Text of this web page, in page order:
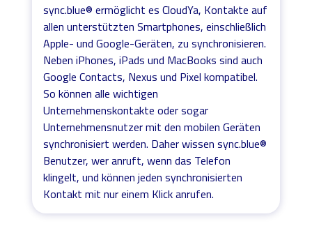
sync.blue® ermöglicht es CloudYa, Kontakte auf
allen unterstützten Smartphones, einschließlich
Apple- und Google-Geräten, zu synchronisieren.
Neben iPhones, iPads und MacBooks sind auch
Google Contacts, Nexus und Pixel kompatibel.
So können alle wichtigen
Unternehmenskontakte oder sogar
Unternehmensnutzer mit den mobilen Geräten
synchronisiert werden. Daher wissen sync.blue®
Benutzer, wer anruft, wenn das Telefon
klingelt, und können jeden synchronisierten
Kontakt mit nur einem Klick anrufen.